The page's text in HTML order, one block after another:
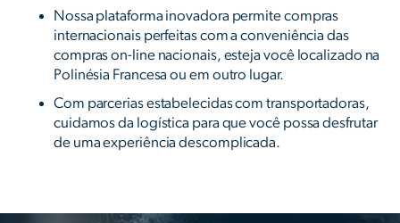
Nossa plataforma inovadora permite compras
internacionais perfeitas com a conveniência das
compras on-line nacionais, esteja você localizado na
Polinésia Francesa ou em outro lugar.
Com parcerias estabelecidas com transportadoras,
cuidamos da logística para que você possa desfrutar
de uma experiência descomplicada.